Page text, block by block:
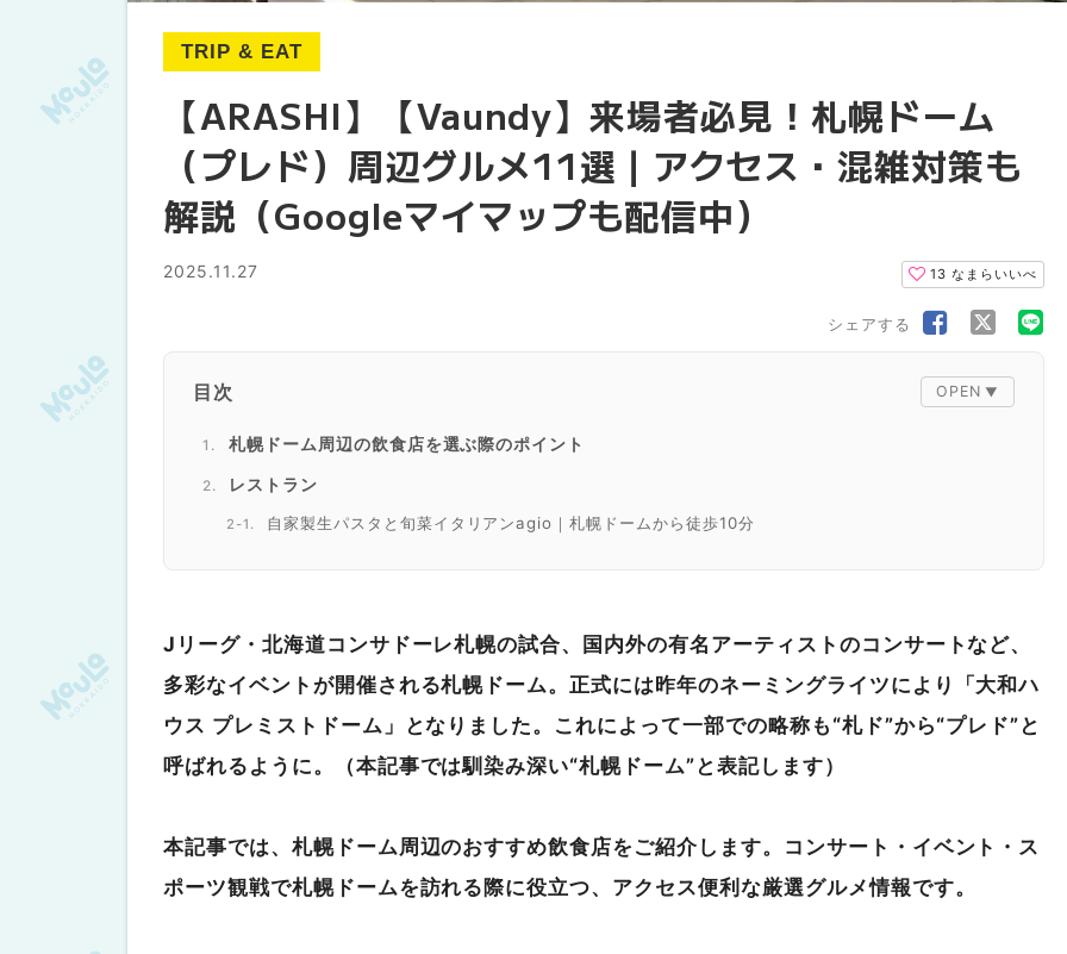
TRIP & EAT
【ARASHI】【Vaundy】来場者必見！札幌ドーム
（プレド）周辺グルメ11選｜アクセス・混雑対策も
解説（Googleマイマップも配信中）
2025.11.27 13 なまらいいべ
シェアする
目次
札幌ドーム周辺の飲食店を選ぶ際のポイント
レストラン
自家製生パスタと旬菜イタリアンagio｜札幌ドームから徒歩10分
ツキサップ じんぎすかんクラブ｜札幌ドームから車で7分
カフェ
Stationery＆Cafe KUSHU KUSHU（クシュクシュ）｜札幌ドームから徒歩15分
cafe NOEL（カフェ・ノエル）｜札幌ドームから車で5分
その他（ラーメン・そば・カレーなど）
Jリーグ・北海道コンサドーレ札幌の試合、国内外の有名アーティストのコンサートなど、
多彩なイベントが開催される札幌ドーム。正式には昨年のネーミングライツにより「大和ハ
ウス プレミストドーム」となりました。これによって一部での略称も“札ド”から“プレド”と
呼ばれるように。（本記事では馴染み深い“札幌ドーム”と表記します）
本記事では、札幌ドーム周辺のおすすめ飲食店をご紹介します。コンサート・イベント・ス
ポーツ観戦で札幌ドームを訪れる際に役立つ、アクセス便利な厳選グルメ情報です。